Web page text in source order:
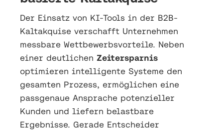
Der Einsatz von KI-Tools in der B2B-
Kaltakquise verschafft Unternehmen
messbare Wettbewerbsvorteile. Neben
einer deutlichen Zeitersparnis
optimieren intelligente Systeme den
gesamten Prozess, ermöglichen eine
passgenaue Ansprache potenzieller
Kunden und liefern belastbare
Ergebnisse. Gerade Entscheider